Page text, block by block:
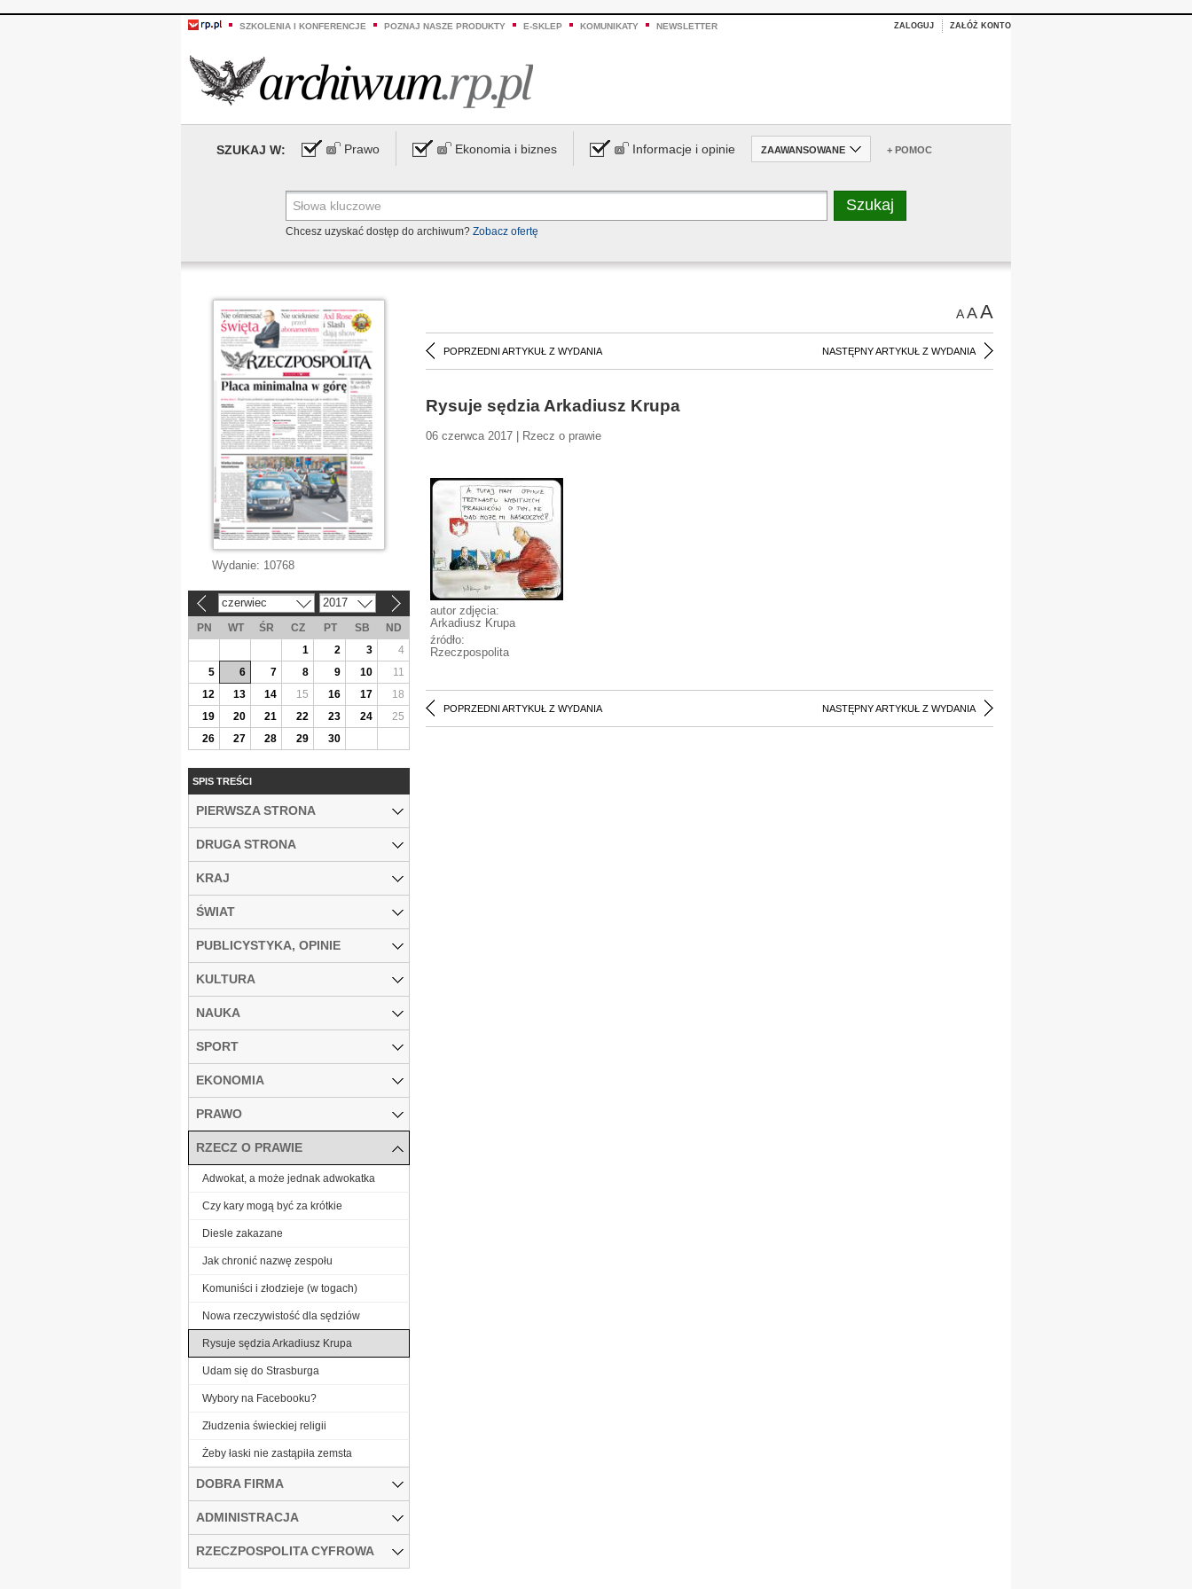
SZKOLENIA I KONFERENCJE POZNAJ NASZE PRODUKTY E-SKLEP KOMUNIKATY NEWSLETTER ZALOGUJ ZAŁÓŻ KONTO
SZUKAJ W: Prawo Ekonomia i biznes Informacje i opinie ZAAWANSOWANE + POMOC
Chcesz uzyskać dostęp do archiwum? Zobacz ofertę
AAA
POPRZEDNI ARTYKUŁ Z WYDANIA NASTĘPNY ARTYKUŁ Z WYDANIA
Rysuje sędzia Arkadiusz Krupa
06 czerwca 2017 | Rzecz o prawie
autor zdjęcia:
Arkadiusz Krupa
źródło:
Rzeczpospolita
POPRZEDNI ARTYKUŁ Z WYDANIA NASTĘPNY ARTYKUŁ Z WYDANIA
Wydanie: 10768
czerwiec 2017
PN WT ŚR CZ PT SB
ND
1
2 3
4
5
6 7 8 9 10
11
12
13 14 15 16 17
18
19
20 21 22 23 24
25
26
27 28 29 30
SPIS TREŚCI
PIERWSZA STRONA
DRUGA STRONA
KRAJ
ŚWIAT
PUBLICYSTYKA, OPINIE
KULTURA
NAUKA
SPORT
EKONOMIA
PRAWO
RZECZ O PRAWIE
Adwokat, a może jednak adwokatka
Czy kary mogą być za krótkie
Diesle zakazane
Jak chronić nazwę zespołu
Komuniści i złodzieje (w togach)
Nowa rzeczywistość dla sędziów
Rysuje sędzia Arkadiusz Krupa
Udam się do Strasburga
Wybory na Facebooku?
Złudzenia świeckiej religii
Żeby łaski nie zastąpiła zemsta
DOBRA FIRMA
ADMINISTRACJA
RZECZPOSPOLITA CYFROWA